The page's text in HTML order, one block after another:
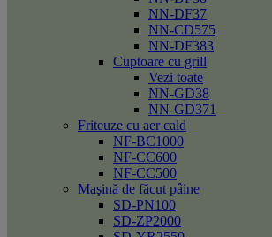
NN-DF37
NN-CD575
NN-DF383
Cuptoare cu grill
Vezi toate
NN-GD38
NN-GD371
Friteuze cu aer cald
NF-BC1000
NF-CC600
NF-CC500
Maşină de făcut pâine
SD-PN100
SD-ZP2000